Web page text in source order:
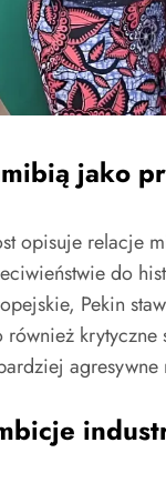
jako
opisuje relacje
do
Pekin